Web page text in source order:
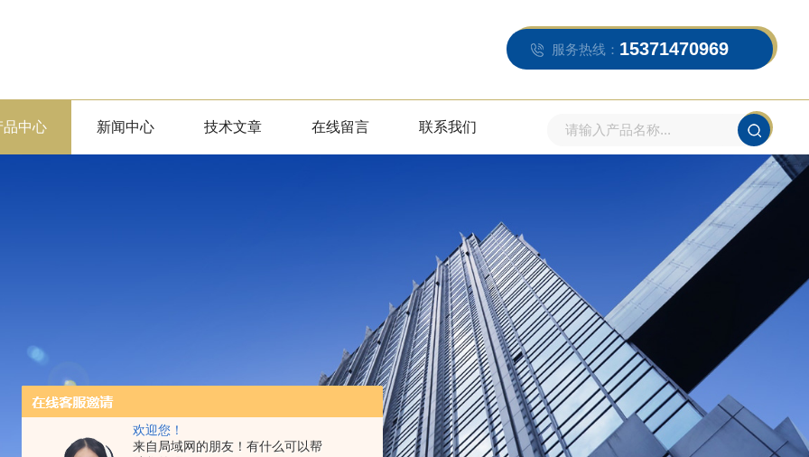
欢迎您！
来自局域网的朋友！有什么可以帮
服务热线： 15371470969
品中心 新闻中心 技术文章 在线留言 联系我们